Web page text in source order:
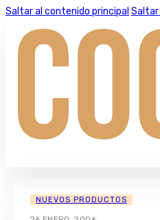
Saltar al contenido principal Saltar
NUEVOS PRODUCTOS